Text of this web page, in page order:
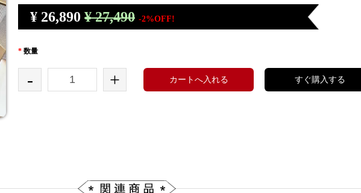
¥ 26,890 ¥ 27,490 -2%OFF!
* 数量
- + カートへ入れる すぐ購入する